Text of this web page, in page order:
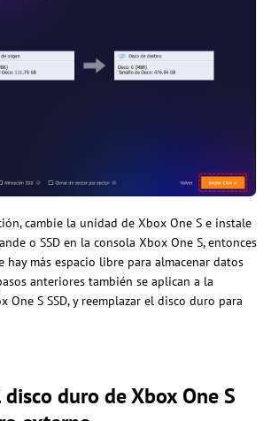
cambie la unidad de Xbox One S e instale
o SSD en la consola Xbox One S, entonces
hay más espacio libre para almacenar datos
anteriores también se aplican a la
One S SSD, y reemplazar el disco duro para
duro de Xbox One S